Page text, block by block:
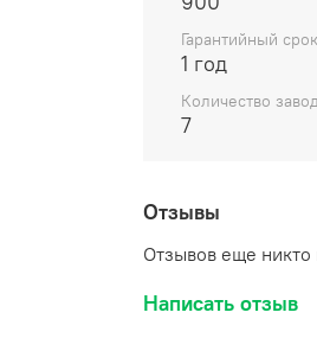
Гарантийный срок
1 год
Количество
7
Отзывы
Отзывов еще никто
Написать отзыв